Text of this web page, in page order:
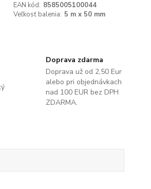
EAN kód: 8585005100044
Veľkosť balenia: 5 m x 50 mm
Doprava zdarma
Doprava už od 2,50 Eur
alebo pri objednávkach
nad 100 EUR bez DPH
ZDARMA.